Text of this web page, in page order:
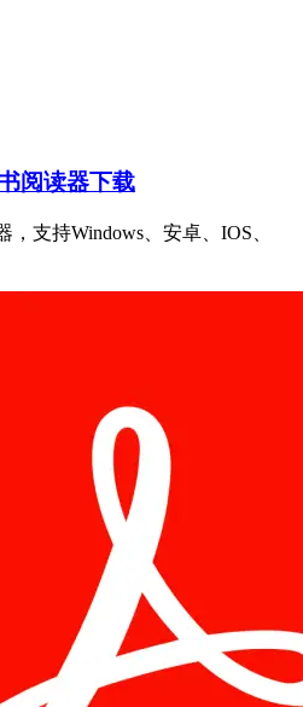
阅读器下载
支持Windows、安卓、IOS、